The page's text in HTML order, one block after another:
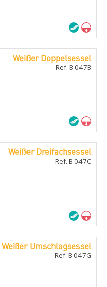
Weißer Doppelsessel
Ref. B 047B
Weißer Dreifachsessel
Ref. B 047C
Weißer Umschlagsessel
Ref. B 047G